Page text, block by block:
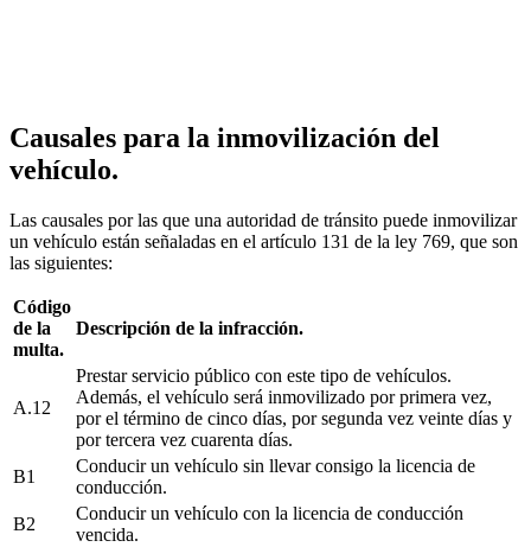
Causales para la inmovilización del
vehículo.
Las causales por las que una autoridad de tránsito puede inmovilizar
un vehículo están señaladas en el artículo 131 de la ley 769, que son
las siguientes:
Código
de la
multa.
Descripción de la infracción.
A.12
Prestar servicio público con este tipo de vehículos.
Además, el vehículo será inmovilizado por primera vez,
por el término de cinco días, por segunda vez veinte días y
por tercera vez cuarenta días.
B1
Conducir un vehículo sin llevar consigo la licencia de
conducción.
B2
Conducir un vehículo con la licencia de conducción
vencida.